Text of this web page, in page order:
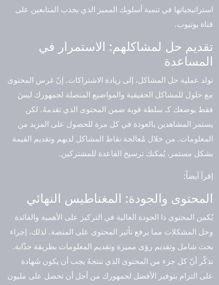
استراتيجياتها في تنمية أسلوبك المميز الذي يجذب المتابعين على
قناة يوتيوب.
تقديم حل لمشاكلهم: الاستمرار في
المساعدة
تولد عملية حل المشاكل، إلى زيادة الاشتراكات. إنّ غرس المحتوى
مع حلول للمشاكل الحقيقية والمواضيع المتصلة لجمهورك ليسَ
فقط يوضعك كـ سلطة قوية ضمن المحتوى الذي تقدمهُ. لكن
يستمر المشاهدين بالعودة في كل مرة للحصول على المزيد من
المعلومات. من خلال مُعالجة نقاط المشاكل لديهم وتقديم القيمة
بشكل مستمر، يُمكنك ترسيخ القاعدة للمشتركين.
إقرأ أيضاً:
المحتوى والجودة: المغناطيس النهائي
يُكمن المحتوى ذا الجودة العالية في التركيز على الأهمية والفائدة
وحل المشكلات مما يرفع تأثير المحتوى على المنصة. لذلك، إجراء
بحث شامل وتقديم رؤى مميزة وتقديم المعلومات بطريقة جذّابة.
تذكّر أنّ كل جزء من المحتوى الذي تنتجهُ يجب أن يكون شَهادة
على التزام بتوفير الأفضل لجمهورك من أجل أن تحصل على مليون